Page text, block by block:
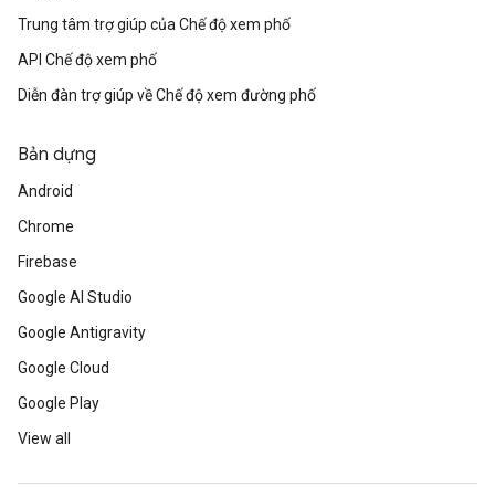
Trung tâm trợ giúp của Chế độ xem phố
API Chế độ xem phố
Diễn đàn trợ giúp về Chế độ xem đường phố
Bản dựng
Android
Chrome
Firebase
Google AI Studio
Google Antigravity
Google Cloud
Google Play
View all